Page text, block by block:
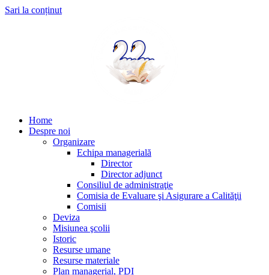
Sari la conținut
Home
Despre noi
Organizare
Echipa managerială
Director
Director adjunct
Consiliul de administraţie
Comisia de Evaluare şi Asigurare a Calităţii
Comisii
Deviza
Misiunea şcolii
Istoric
Resurse umane
Resurse materiale
Plan managerial, PDI